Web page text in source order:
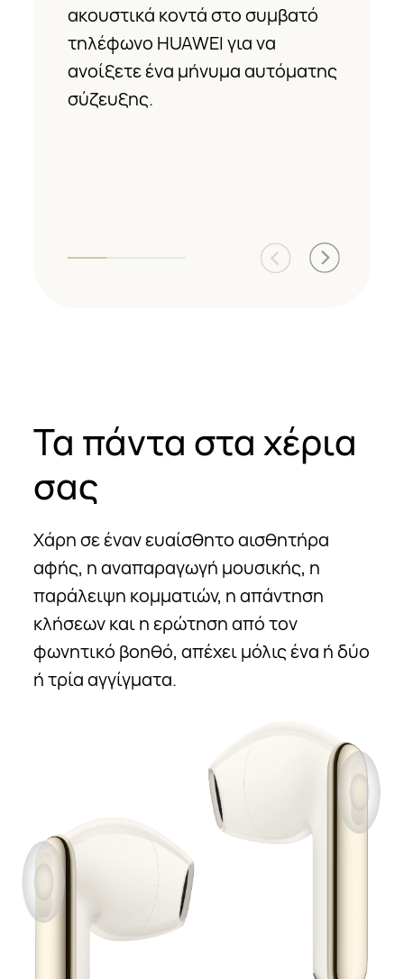
ακουστικά κοντά στο συμβατό
τηλέφωνο HUAWEI για να
ανοίξετε ένα μήνυμα αυτόματης
σύζευξης.
Τα πάντα στα χέρια
σας
Χάρη σε έναν ευαίσθητο αισθητήρα
αφής, η αναπαραγωγή μουσικής, η
παράλειψη κομματιών, η απάντηση
κλήσεων και η ερώτηση από τον
φωνητικό βοηθό, απέχει μόλις ένα ή δύο
ή τρία αγγίγματα.